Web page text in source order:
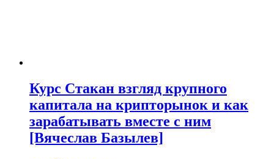
Курс Стакан взгляд крупного
капитала на крипторынок и как
зарабатывать вместе с ним
[Вячеслав Базылев]